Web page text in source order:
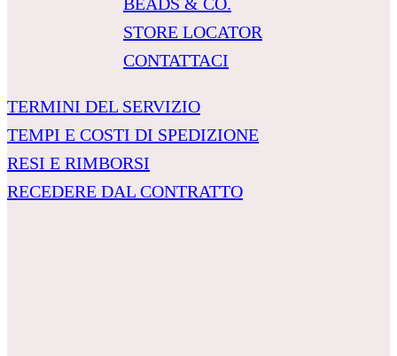
STORE LOCATOR
CONTATTACI
TERMINI DEL SERVIZIO
TEMPI E COSTI DI SPEDIZIONE
RESI E RIMBORSI
RECEDERE DAL CONTRATTO